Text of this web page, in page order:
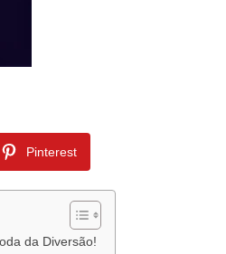
Pinterest
da Diversão!